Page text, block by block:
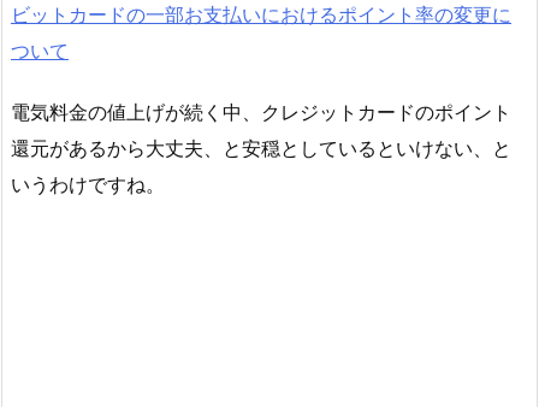
ビットカードの一部お支払いにおけるポイント率の変更に
ついて
電気料金の値上げが続く中、クレジットカードのポイント
還元があるから大丈夫、と安穏としているといけない、と
いうわけですね。